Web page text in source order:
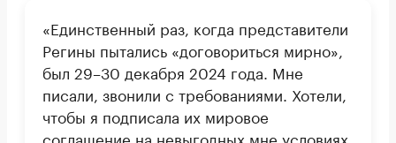
«Единственный раз, когда представители
Регины пытались «договориться мирно»,
был 29–30 декабря 2024 года. Мне
писали, звонили с требованиями. Хотели,
чтобы я подписала их мировое
соглашение на невыгодных мне условиях,